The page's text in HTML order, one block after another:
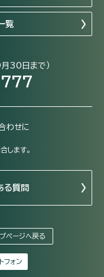
覧
30日まで）
わせに
ます。
る質問
プページへ戻る
フォン